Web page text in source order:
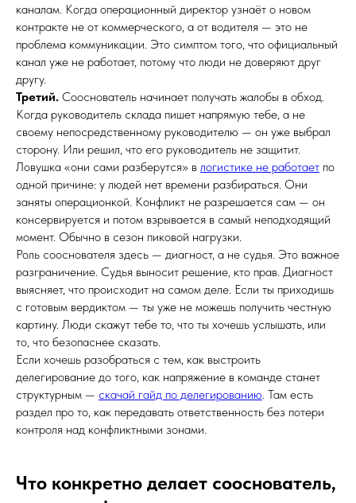
каналам. Когда операционный директор узнаёт о новом
контракте не от коммерческого, а от водителя — это не
проблема коммуникации. Это симптом того, что официальный
канал уже не работает, потому что люди не доверяют друг
другу.
Третий. Сооснователь начинает получать жалобы в обход.
Когда руководитель склада пишет напрямую тебе, а не
своему непосредственному руководителю — он уже выбрал
сторону. Или решил, что его руководитель не защитит.
Ловушка «они сами разберутся» в логистике не работает по
одной причине: у людей нет времени разбираться. Они
заняты операционкой. Конфликт не разрешается сам — он
консервируется и потом взрывается в самый неподходящий
момент. Обычно в сезон пиковой нагрузки.
Роль сооснователя здесь — диагност, а не судья. Это важное
разграничение. Судья выносит решение, кто прав. Диагност
выясняет, что происходит на самом деле. Если ты приходишь
с готовым вердиктом — ты уже не можешь получить честную
картину. Люди скажут тебе то, что ты хочешь услышать, или
то, что безопаснее сказать.
Если хочешь разобраться с тем, как выстроить
делегирование до того, как напряжение в команде станет
структурным — скачай гайд по делегированию. Там есть
раздел про то, как передавать ответственность без потери
контроля над конфликтными зонами.
Что конкретно делает сооснователь,